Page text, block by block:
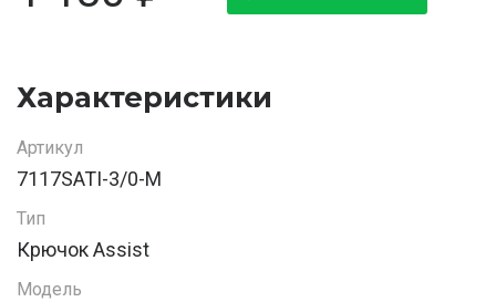
Характеристики
Артикул
7117SATI-3/0-M
Тип
Крючок Assist
Модель